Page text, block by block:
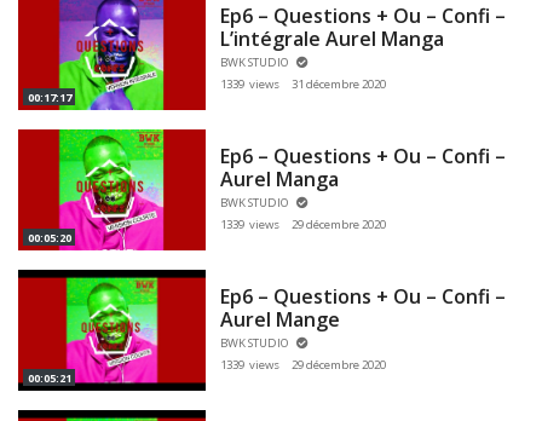
00:17:17
Ep6 – Questions + Ou – Confi –
L’intégrale Aurel Manga
BWK STUDIO
1339 views
31 décembre 2020
00:05:20
Ep6 – Questions + Ou – Confi –
Aurel Manga
BWK STUDIO
1339 views
29 décembre 2020
00:05:21
Ep6 – Questions + Ou – Confi –
Aurel Mange
BWK STUDIO
1339 views
29 décembre 2020